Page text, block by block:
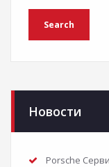
Новости
Porsche